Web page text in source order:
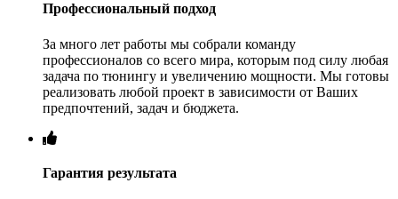
Профессиональный подход
За много лет работы мы собрали команду
профессионалов со всего мира, которым под силу любая
задача по тюнингу и увеличению мощности. Мы готовы
реализовать любой проект в зависимости от Ваших
предпочтений, задач и бюджета.
Гарантия результата